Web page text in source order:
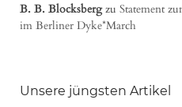
B. B. Blocksbergzu Statement
im Berliner Dyke*March
Unsere jüngsten Artikel